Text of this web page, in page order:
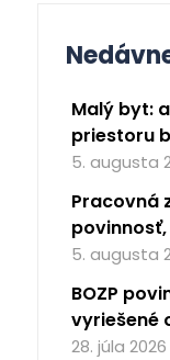
Malý byt:
priestoru
5. augusta
Pracovná
5. augusta
BOZP
vyriešené
28. júla